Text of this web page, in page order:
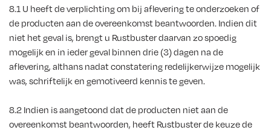
8.1 U heeft de verplichting om bij aflevering te onderzoeken of
de producten aan de overeenkomst beantwoorden. Indien dit
niet het geval is, brengt u Rustbuster daarvan zo spoedig
mogelijk en in ieder geval binnen drie (3) dagen na de
aflevering, althans nadat constatering redelijkerwijze mogelijk
was, schriftelijk en gemotiveerd kennis te geven.
8.2 Indien is aangetoond dat de producten niet aan de
overeenkomst beantwoorden, heeft Rustbuster de keuze de